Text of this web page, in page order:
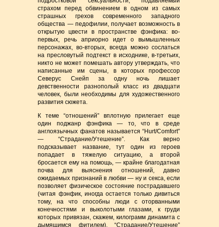
страхом перед обвинением в одном из самых
страшных грехов современного западного
общества — педофилии, получает возможность в
открытую цвести в пространстве фэнфика: во-
первых, речь априорно идет о вымышленных
персонажах, во-вторых, всегда можно сослаться
на пресловутый подтекст в исходнике, в-третьих,
никто не может помешать автору утверждать, что
написанные им сцены, в которых профессор
Северус Снейп за одну ночь лишает
девственности разнополый класс из двадцати
человек, были необходимы для художественного
развития сюжета.
К теме “отношений” вплотную прилегает еще
один поджанр фэнфика — то, что в среде
англоязычных фанатов называется “Hurt/Comfort”
— “Страдание/Утешение”. Как верно
подсказывает название, тут один из героев
попадает в тяжелую ситуацию, а второй
бросается ему на помощь, — крайне благодатная
почва для выяснения отношений, давно
ожидаемых признаний в любви — ну и секса, если
позволяет физическое состояние пострадавшего
(читая фэнфик, иногда остается только дивиться
тому, на что способны люди с оторванными
конечностями и выколотыми глазами, к груди
которых привязан, скажем, килограмм динамита с
дымящимся фитилем). “Страдание/Утешение”